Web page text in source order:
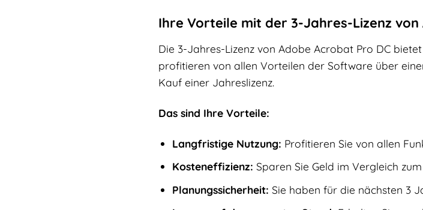
Ihre Vorteile mit der 3-Jahres-Lizenz von
Die 3-Jahres-Lizenz von Adobe Acrobat Pro DC
profitieren von allen Vorteilen der Software über
Kauf einer Jahreslizenz.
Das sind Ihre Vorteile:
Langfristige Nutzung: Profitieren Sie von allen
Kosteneffizienz: Sparen Sie Geld im Vergleich
Planungssicherheit: Sie haben für die nächsten 3